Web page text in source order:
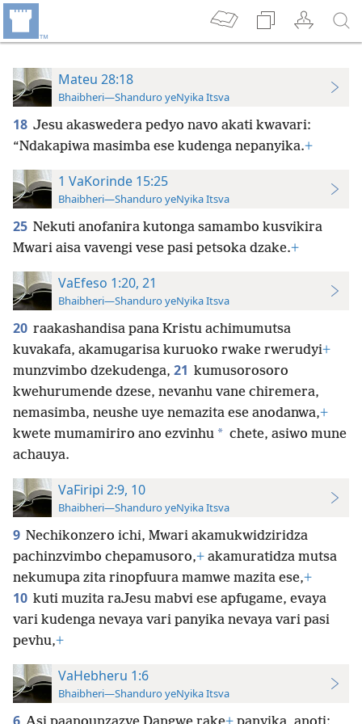
Mateu 28:18
Bhaibheri—Shanduro yeNyika Itsva
18 Jesu akaswedera pedyo navo akati kwavari:
“Ndakapiwa masimba ese kudenga nepanyika.+
1 VaKorinde 15:25
Bhaibheri—Shanduro yeNyika Itsva
25 Nekuti anofanira kutonga samambo kusvikira
Mwari aisa vavengi vese pasi petsoka dzake.+
VaEfeso 1:20, 21
Bhaibheri—Shanduro yeNyika Itsva
20 raakashandisa pana Kristu achimumutsa
kuvakafa, akamugarisa kuruoko rwake rwerudyi+
munzvimbo dzekudenga, 21 kumusorosoro
kwehurumende dzese, nevanhu vane chiremera,
nemasimba, neushe uye nemazita ese anodanwa,+
kwete mumamiriro ano ezvinhu * chete, asiwo mune
achauya.
VaFiripi 2:9, 10
Bhaibheri—Shanduro yeNyika Itsva
9 Nechikonzero ichi, Mwari akamukwidziridza
pachinzvimbo chepamusoro,+ akamuratidza mutsa
nekumupa zita rinopfuura mamwe mazita ese,+
10 kuti muzita raJesu mabvi ese apfugame, evaya
vari kudenga nevaya vari panyika nevaya vari pasi
pevhu,+
VaHebheru 1:6
Bhaibheri—Shanduro yeNyika Itsva